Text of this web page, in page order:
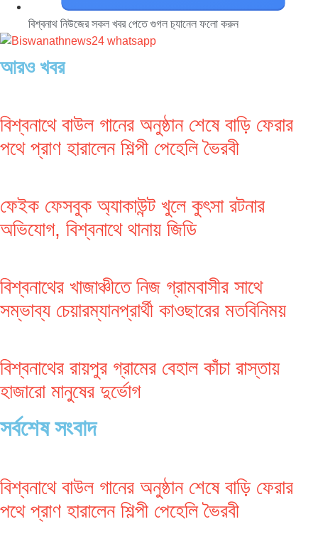
বিশ্বনাথ নিউজের সকল খবর পেতে গুগল চ‌্যানেল ফলো করুন
আরও খবর
বিশ্বনাথে বাউল গানের অনুষ্ঠান শেষে বাড়ি ফেরার
পথে প্রাণ হারালেন শিল্পী পেহেলি ভৈরবী
ফেইক ফেসবুক অ্যাকাউন্ট খুলে কুৎসা রটনার
অভিযোগ, বিশ্বনাথে থানায় জিডি
বিশ্বনাথের খাজাঞ্চীতে নিজ গ্রামবাসীর সাথে
সম্ভাব্য চেয়ারম্যানপ্রার্থী কাওছারের মতবিনিময়
বিশ্বনাথের রায়পুর গ্রামের বেহাল কাঁচা রাস্তায়
হাজারো মানুষের দুর্ভোগ
সর্বশেষ সংবাদ
বিশ্বনাথে বাউল গানের অনুষ্ঠান শেষে বাড়ি ফেরার
পথে প্রাণ হারালেন শিল্পী পেহেলি ভৈরবী